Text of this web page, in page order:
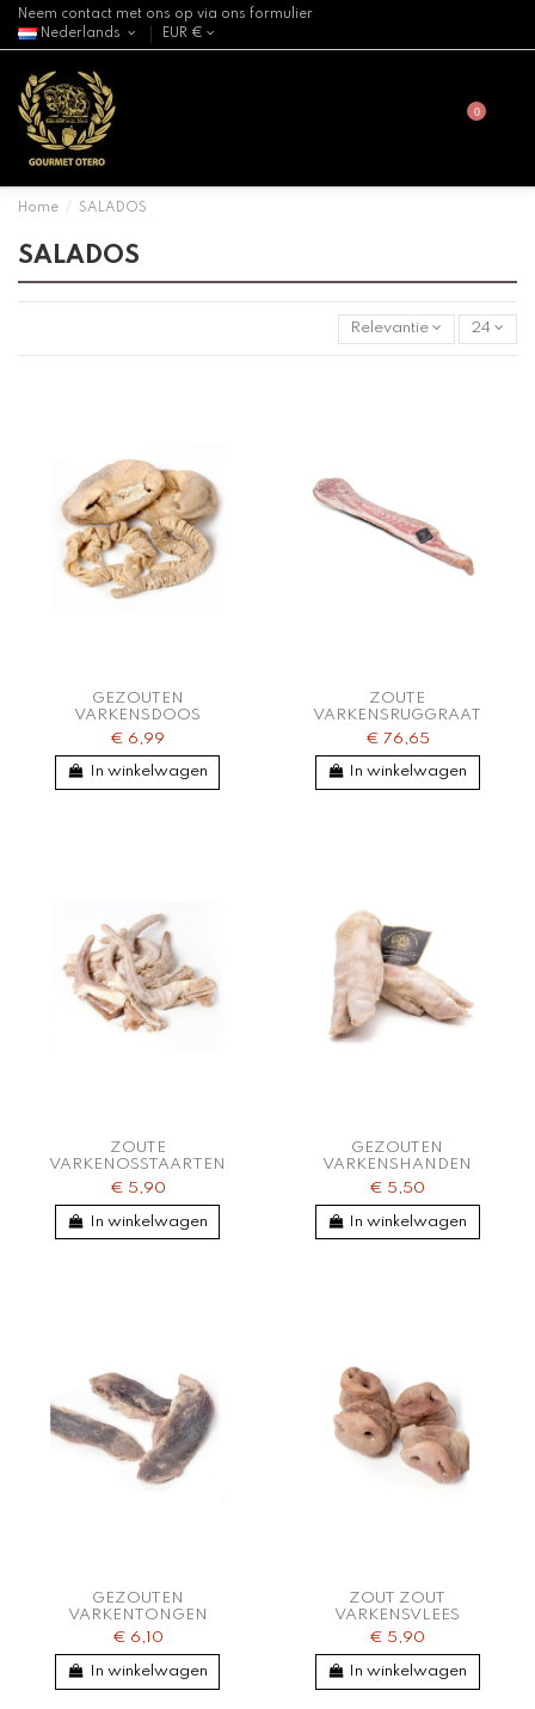
Neem contact met ons op via ons formulier
Nederlands
EUR €
0
Home SALADOS
SALADOS
Relevantie 24
GEZOUTEN
VARKENSDOOS
€ 6,99
In winkelwagen
ZOUTE
VARKENSRUGGRAAT
€ 76,65
In winkelwagen
ZOUTE
VARKENOSSTAARTEN
€ 5,90
In winkelwagen
GEZOUTEN
VARKENSHANDEN
€ 5,50
In winkelwagen
GEZOUTEN
VARKENTONGEN
€ 6,10
In winkelwagen
ZOUT ZOUT
VARKENSVLEES
€ 5,90
In winkelwagen